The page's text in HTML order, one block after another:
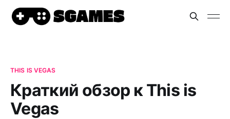
THIS IS VEGAS
Краткий обзор к This is
Vegas